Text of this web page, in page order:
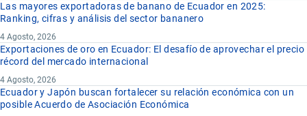
Las mayores exportadoras de banano de Ecuador en 2025:
Ranking, cifras y análisis del sector bananero
4 Agosto, 2026
Exportaciones de oro en Ecuador: El desafío de aprovechar el precio
récord del mercado internacional
4 Agosto, 2026
Ecuador y Japón buscan fortalecer su relación económica con un
posible Acuerdo de Asociación Económica